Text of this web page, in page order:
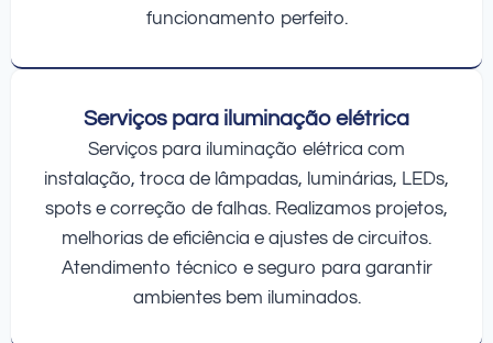
funcionamento perfeito.
Serviços para iluminação elétrica
Serviços para iluminação elétrica com
instalação, troca de lâmpadas, luminárias, LEDs,
spots e correção de falhas. Realizamos projetos,
melhorias de eficiência e ajustes de circuitos.
Atendimento técnico e seguro para garantir
ambientes bem iluminados.